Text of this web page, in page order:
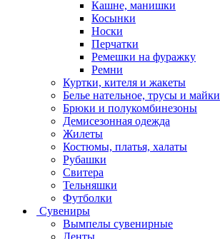
Кашне, манишки
Косынки
Носки
Перчатки
Ремешки на фуражку
Ремни
Куртки, кителя и жакеты
Белье нательное, трусы и майки
Брюки и полукомбинезоны
Демисезонная одежда
Жилеты
Костюмы, платья, халаты
Рубашки
Свитера
Тельняшки
Футболки
Сувениры
Вымпелы сувенирные
Ленты